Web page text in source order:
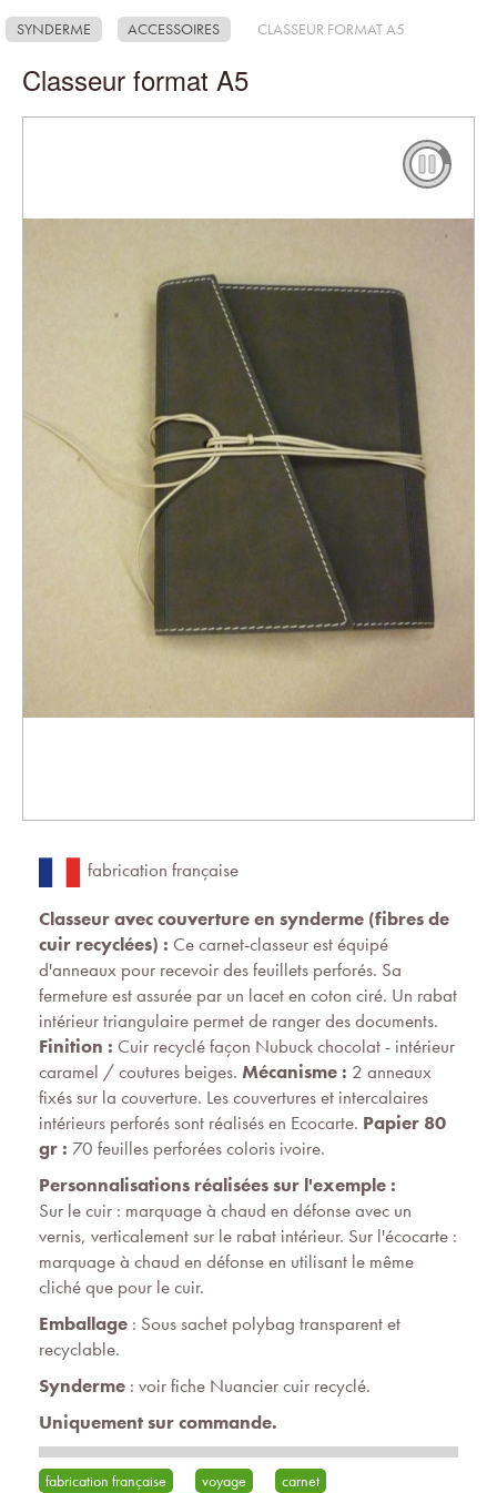
SYNDERME ACCESSOIRES CLASSEUR FORMAT A5
Classeur format A5
fabrication française
Classeur avec couverture en synderme (fibres de
cuir recyclées) : Ce carnet-classeur est équipé
d'anneaux pour recevoir des feuillets perforés. Sa
fermeture est assurée par un lacet en coton ciré. Un rabat
intérieur triangulaire permet de ranger des documents.
Finition : Cuir recyclé façon Nubuck chocolat - intérieur
caramel / coutures beiges. Mécanisme : 2 anneaux
fixés sur la couverture. Les couvertures et intercalaires
intérieurs perforés sont réalisés en Ecocarte. Papier 80
gr : 70 feuilles perforées coloris ivoire.
Personnalisations réalisées sur l'exemple :
Sur le cuir : marquage à chaud en défonse avec un
vernis, verticalement sur le rabat intérieur. Sur l'écocarte :
marquage à chaud en défonse en utilisant le même
cliché que pour le cuir.
Emballage : Sous sachet polybag transparent et
recyclable.
Synderme : voir fiche Nuancier cuir recyclé.
Uniquement sur commande.
fabrication française voyage
carnet